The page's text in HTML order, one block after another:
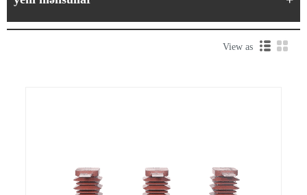
View as